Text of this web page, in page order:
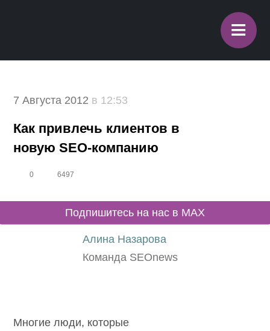
≡
7 Августа 2012 в 12:53
Как привлечь клиентов в
новую SEO-компанию
0 6497
Подпишитесь на нас в MAX
Алина Назарова
Команда SEOnews
Многие люди, которые